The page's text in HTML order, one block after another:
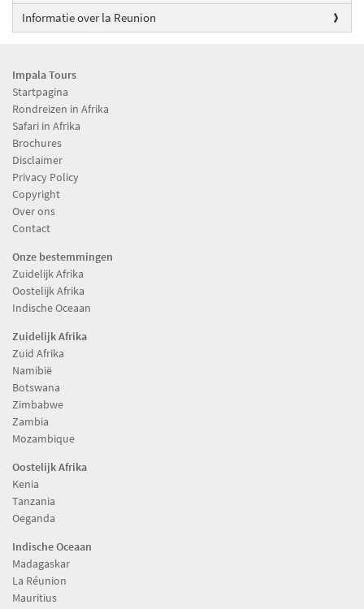
Informatie over la Reunion
Impala Tours
Startpagina
Rondreizen in Afrika
Safari in Afrika
Brochures
Disclaimer
Privacy Policy
Copyright
Over ons
Contact
Onze bestemmingen
Zuidelijk Afrika
Oostelijk Afrika
Indische Oceaan
Zuidelijk Afrika
Zuid Afrika
Namibië
Botswana
Zimbabwe
Zambia
Mozambique
Oostelijk Afrika
Kenia
Tanzania
Oeganda
Indische Oceaan
Madagaskar
La Réunion
Mauritius